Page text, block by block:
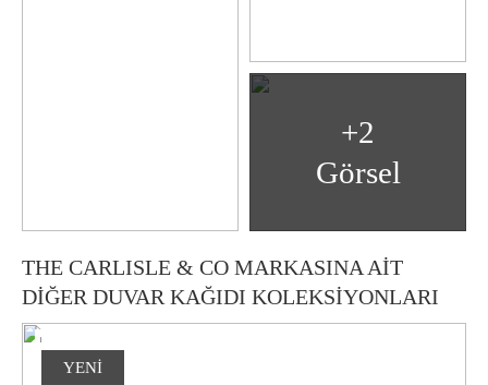
+2
Görsel
THE CARLISLE & CO MARKASINA AİT
DİĞER DUVAR KAĞIDI KOLEKSİYONLARI
YENİ